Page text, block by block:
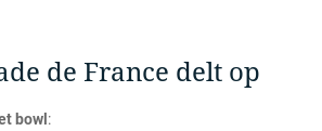
de France delt op
bowl :